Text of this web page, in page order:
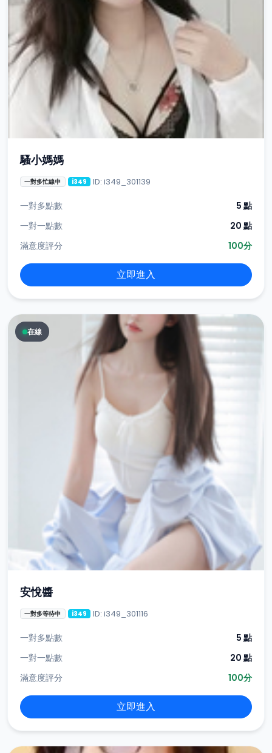
騷小媽媽
一對多忙線中 i349 ID: i349_301139
一對多點數
5 點
一對一點數
20 點
滿意度評分
100分
立即進入
在線
安悅醬
一對多等待中 i349 ID: i349_301116
一對多點數
5 點
一對一點數
20 點
滿意度評分
100分
立即進入